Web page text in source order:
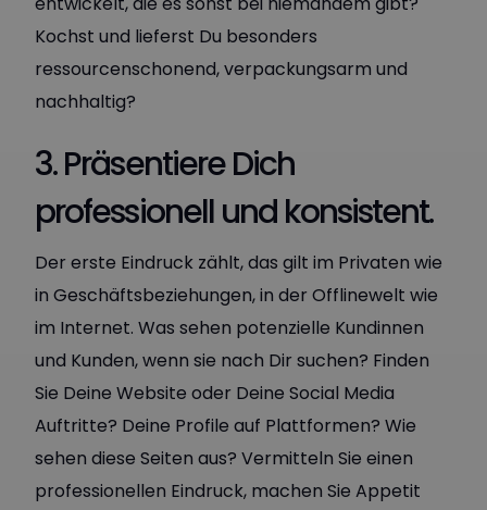
Kochst und lieferst Du besonders
ressourcenschonend, verpackungsarm und
nachhaltig?
3. Präsentiere Dich
professionell und konsistent.
Der erste Eindruck zählt, das gilt im Privaten wie
in Geschäftsbeziehungen, in der Offlinewelt wie
im Internet. Was sehen potenzielle Kundinnen
und Kunden, wenn sie nach Dir suchen? Finden
Sie Deine Website oder Deine Social Media
Auftritte? Deine Profile auf Plattformen? Wie
sehen diese Seiten aus? Vermitteln Sie einen
professionellen Eindruck, machen Sie Appetit